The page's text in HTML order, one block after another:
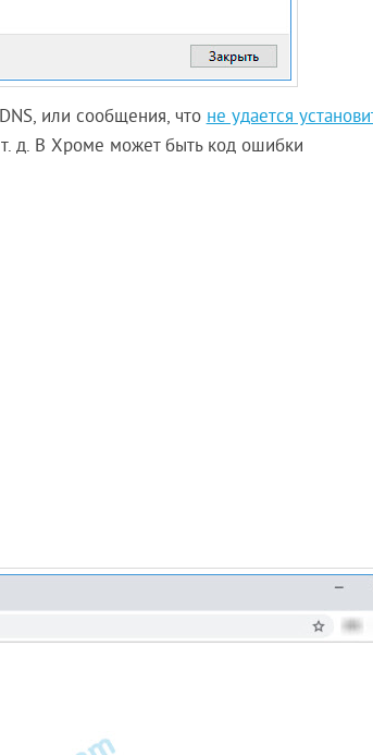
или сообщения, чтоне удается
д. В Хроме может быть код ошибки